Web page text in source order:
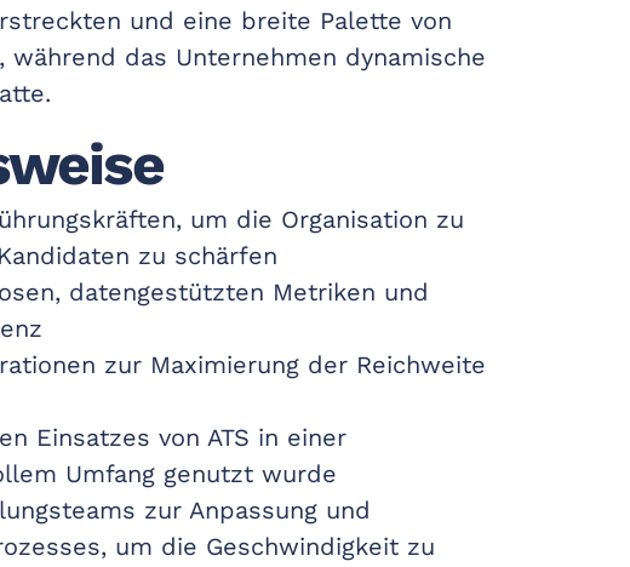
und eine breite Palette von
das Unternehmen dynamische
um die Organisation zu
zu schärfen
datengestützten Metriken und
zur Maximierung der Reichweite
Einsatzes von ATS in einer
Umfang genutzt wurde
zur Anpassung und
um die Geschwindigkeit zu